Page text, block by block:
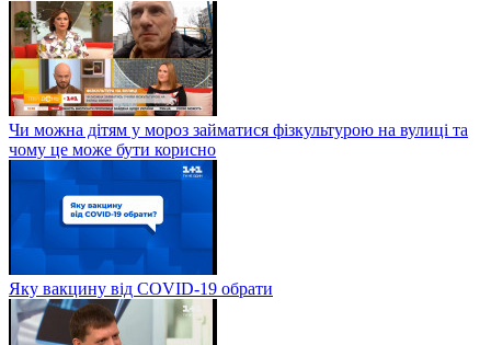
Чи можна дітям у мороз займатися фізкультурою на вулиці та
чому це може бути корисно
Яку вакцину від COVID-19 обрати